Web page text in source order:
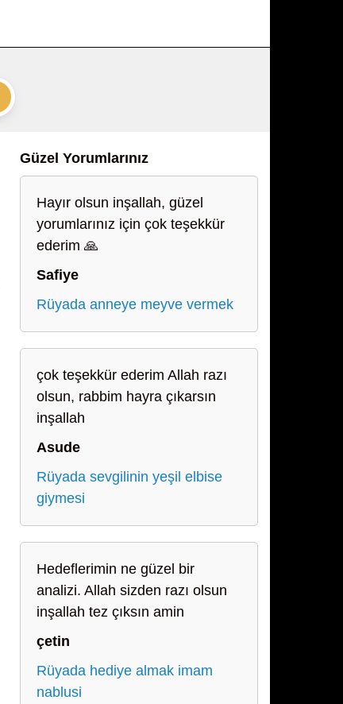
Güzel Yorumlarınız
Hayır olsun inşallah, güzel
yorumlarınız için çok teşekkür
ederim 🙏
Safiye
Rüyada anneye meyve vermek
çok teşekkür ederim Allah razı
olsun, rabbim hayra çıkarsın
inşallah
Asude
Rüyada sevgilinin yeşil elbise
giymesi
Hedeflerimin ne güzel bir
analizi. Allah sizden razı olsun
inşallah tez çıksın amin
çetin
Rüyada hediye almak imam
nablusi